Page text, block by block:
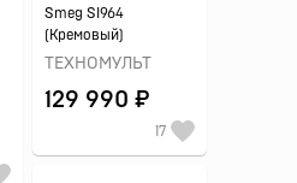
Smeg SI964
(Кремовый)
ТЕХНОМУЛЬТ
129 990 ₽
17